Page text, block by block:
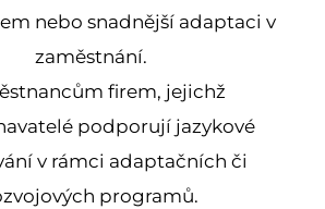
nebo snadnější adaptaci v
zaměstnání.
firem, jejichž
podporují jazykové
v rámci adaptačních či
programů.